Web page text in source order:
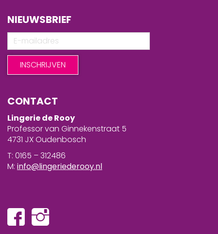
NIEUWSBRIEF
CONTACT
Lingerie de Rooy
Professor van Ginnekenstraat 5
4731 JX Oudenbosch
T: 0165 – 312486
M: info@lingeriederooy.nl